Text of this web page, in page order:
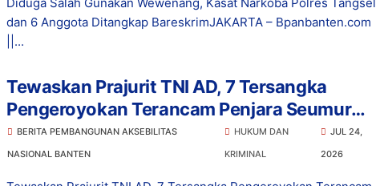
dan 6 Anggota Ditangkap BareskrimJAKARTA – Bpanbanten.com
||...
Tewaskan Prajurit TNI AD, 7 Tersangka
Pengeroyokan Terancam Penjara Seumur
Hidup
BERITA PEMBANGUNAN AKSEBILITAS
NASIONAL BANTEN
HUKUM DAN
KRIMINAL
JUL 24,
2026